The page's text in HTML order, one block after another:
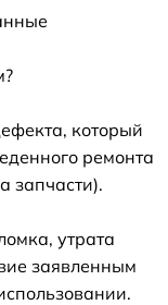
который
ремонта
запчасти).
утрата
заявленным